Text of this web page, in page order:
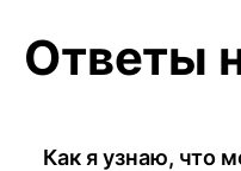
Ответы
Как я узнаю, что